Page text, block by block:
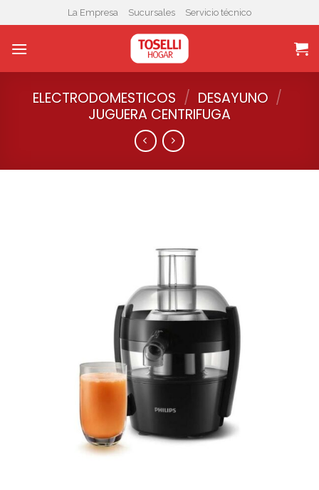
to
content
La Empresa Sucursales Servicio técnico
ELECTRODOMESTICOS / DESAYUNO /
JUGUERA CENTRIFUGA